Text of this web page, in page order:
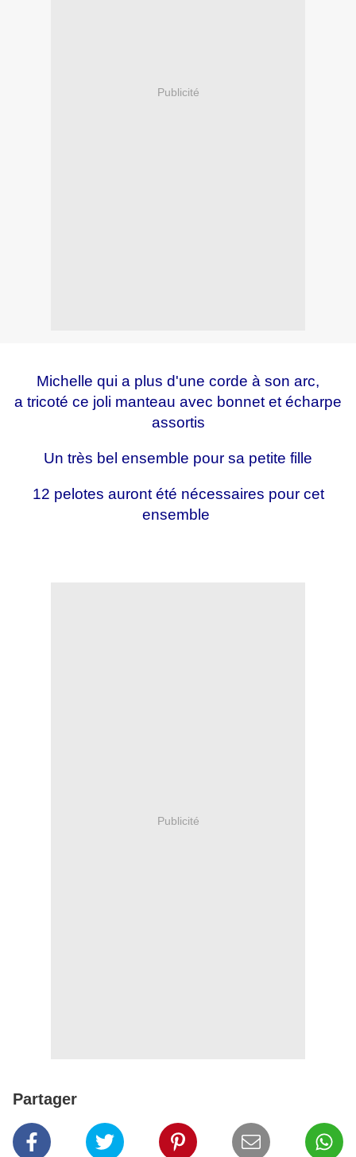
Publicité
Michelle qui a plus d'une corde à son arc,
a tricoté ce joli manteau avec bonnet et écharpe
assortis
Un très bel ensemble pour sa petite fille
12 pelotes auront été nécessaires pour cet
ensemble
Publicité
Partager